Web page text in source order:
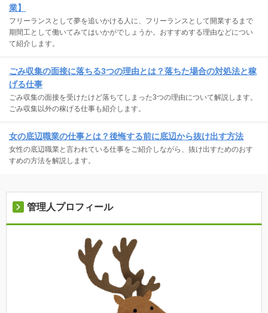
業】
フリーランスとして夢を追いかける人に、フリーランスとして開業するまで
期間工として働いてみてはいかがでしょうか。おすすめする理由などについ
て紹介します。
ごみ収集の面接に落ちる3つの理由とは？落ちた場合の対処法と稼
げる仕事
ごみ収集の面接を受けたけど落ちてしまった3つの理由について解説します。
ごみ収集以外の稼げる仕事も紹介します。
女の底辺職業の仕事とは？後悔する前に底辺から抜け出す方法
女性の底辺職業と言われている仕事をご紹介しながら、抜け出すためのおす
すめの方法を解説します。
管理人プロフィール